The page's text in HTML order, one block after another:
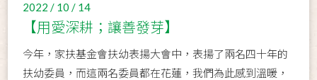
2022 / 10 / 14
【用愛深耕；讓善發芽】
今年，家扶基金會扶幼表揚大會中，表揚了兩名四十年的
扶幼委員，而這兩名委員都在花蓮，我們為此感到溫暖，